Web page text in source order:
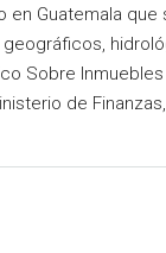
Guatemala
Sobre
de